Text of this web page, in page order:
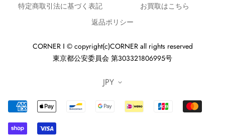
特定商取引法に基づく表記
お買取はこちら
返品ポリシー
CORNER ‖ © copyright(c)CORNER all rights reserved
東京都公安委員会 第303321806995号
JPY